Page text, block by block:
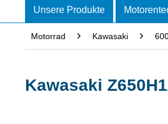
Unsere Produkte
Motorrad Kawasaki
Kawasaki